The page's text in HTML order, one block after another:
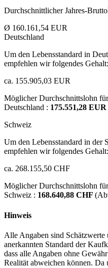
Durchschnittlicher Jahres-
Ø 160.161,54 EUR
Deutschland
Um den Lebensstandard in
empfehlen wir folgendes Gehalt:
ca. 155.905,03 EUR
Möglicher Durchschnittslohn
Deutschland : 175.551,28 EUR
Schweiz
Um den Lebensstandard in der
empfehlen wir folgendes Gehalt:
ca. 268.155,50 CHF
Möglicher Durchschnittslohn
Schweiz : 168.640,88 CHF
Hinweis
Alle Angaben sind
anerkannten Standard der
dass alle Angaben ohne
Realität abweichen können.